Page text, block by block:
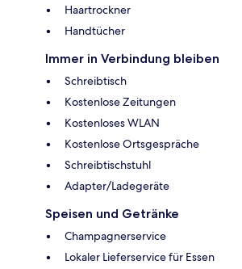
Haartrockner
Handtücher
Immer in Verbindung bleiben
Schreibtisch
Kostenlose Zeitungen
Kostenloses WLAN
Kostenlose Ortsgespräche
Schreibtischstuhl
Adapter/Ladegeräte
Speisen und Getränke
Champagnerservice
Lokaler Lieferservice für Essen